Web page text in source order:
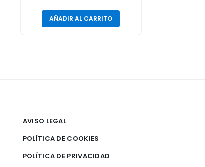
AÑADIR AL CARRITO
AVISO LEGAL
POLÍTICA DE COOKIES
POLÍTICA DE PRIVACIDAD